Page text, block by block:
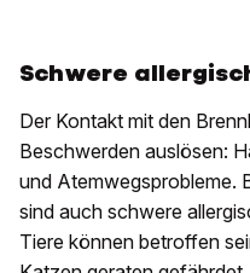
Schwere
Der Kontakt mit den
Beschwerden auslösen:
und Atemwegsprobleme.
sind auch schwere
Tiere können betroffen